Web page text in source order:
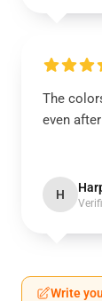
The
even
H
Write